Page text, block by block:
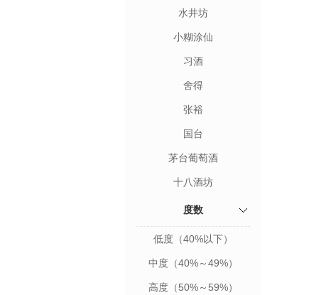
水井坊
小糊涂仙
习酒
舍得
张裕
国台
茅台葡萄酒
十八酒坊
度数
低度（40%以下）
中度（40%～49%）
高度（50%～59%）